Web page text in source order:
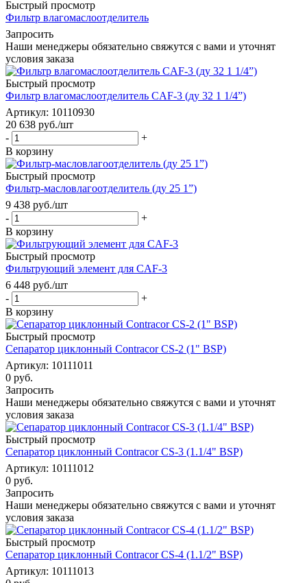
Быстрый просмотр
Фильтр влагомаслоотделитель
Запросить
Наши менеджеры обязательно свяжутся с вами и уточнят
условия заказа
Быстрый просмотр
Фильтр влагомаслоотделитель CAF-3 (ду 32 1 1/4”)
Артикул: 10110930
20 638 руб./шт
-
+
В корзину
Быстрый просмотр
Фильтр-масловлагоотделитель (ду 25 1”)
9 438 руб./шт
-
+
В корзину
Быстрый просмотр
Фильтрующий элемент для CAF-3
6 448 руб./шт
-
+
В корзину
Быстрый просмотр
Сепаратор циклонный Contracor CS-2 (1" BSP)
Артикул: 10111011
0 руб.
Запросить
Наши менеджеры обязательно свяжутся с вами и уточнят
условия заказа
Быстрый просмотр
Сепаратор циклонный Contracor CS-3 (1.1/4" BSP)
Артикул: 10111012
0 руб.
Запросить
Наши менеджеры обязательно свяжутся с вами и уточнят
условия заказа
Быстрый просмотр
Сепаратор циклонный Contracor CS-4 (1.1/2" BSP)
Артикул: 10111013